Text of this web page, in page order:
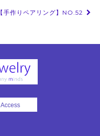
【手作りペアリング】NO.52
Access